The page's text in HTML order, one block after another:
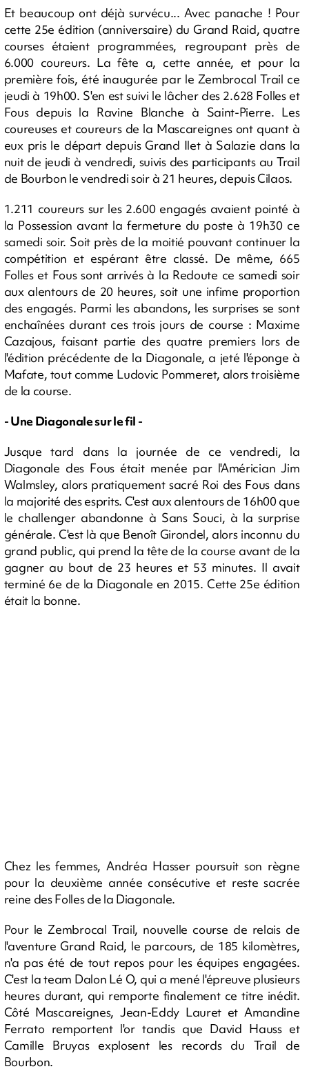
Et beaucoup ont déjà survécu... Avec panache ! Pour
cette 25e édition (anniversaire) du Grand Raid, quatre
courses étaient programmées, regroupant près de
6.000 coureurs. La fête a, cette année, et pour la
première fois, été inaugurée par le Zembrocal Trail ce
jeudi à 19h00. S'en est suivi le lâcher des 2.628 Folles et
Fous depuis la Ravine Blanche à Saint-Pierre. Les
coureuses et coureurs de la Mascareignes ont quant à
eux pris le départ depuis Grand Ilet à Salazie dans la
nuit de jeudi à vendredi, suivis des participants au Trail
de Bourbon le vendredi soir à 21 heures, depuis Cilaos.
1.211 coureurs sur les 2.600 engagés avaient pointé à
la Possession avant la fermeture du poste à 19h30 ce
samedi soir. Soit près de la moitié pouvant continuer la
compétition et espérant être classé. De même, 665
Folles et Fous sont arrivés à la Redoute ce samedi soir
aux alentours de 20 heures, soit une infime proportion
des engagés. Parmi les abandons, les surprises se sont
enchaînées durant ces trois jours de course : Maxime
Cazajous, faisant partie des quatre premiers lors de
l'édition précédente de la Diagonale, a jeté l'éponge à
Mafate, tout comme Ludovic Pommeret, alors troisième
de la course.
- Une Diagonale sur le fil -
Jusque tard dans la journée de ce vendredi, la
Diagonale des Fous était menée par l'Américian Jim
Walmsley, alors pratiquement sacré Roi des Fous dans
la majorité des esprits. C'est aux alentours de 16h00 que
le challenger abandonne à Sans Souci, à la surprise
générale. C'est là que Benoît Girondel, alors inconnu du
grand public, qui prend la tête de la course avant de la
gagner au bout de 23 heures et 53 minutes. Il avait
terminé 6e de la Diagonale en 2015. Cette 25e édition
était la bonne.
Chez les femmes, Andréa Hasser poursuit son règne
pour la deuxième année consécutive et reste sacrée
reine des Folles de la Diagonale.
Pour le Zembrocal Trail, nouvelle course de relais de
l'aventure Grand Raid, le parcours, de 185 kilomètres,
n'a pas été de tout repos pour les équipes engagées.
C'est la team Dalon Lé O, qui a mené l'épreuve plusieurs
heures durant, qui remporte finalement ce titre inédit.
Côté Mascareignes, Jean-Eddy Lauret et Amandine
Ferrato remportent l'or tandis que David Hauss et
Camille Bruyas explosent les records du Trail de
Bourbon.